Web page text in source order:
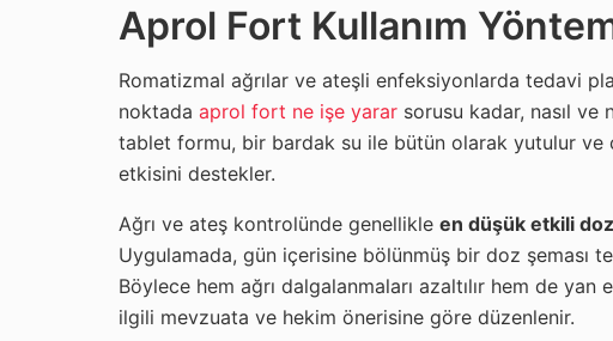
Aprol Fort Kullanım
Romatizmal ağrılar ve ateşli enfeksiyonlarda tedavi
noktada aprol fort ne işe yarar sorusu kadar, nasıl ve
tablet formu, bir bardak su ile bütün olarak yutulur ve
etkisini destekler.
Ağrı ve ateş kontrolünde genellikle en düşük etkili
Uygulamada, gün içerisine bölünmüş bir doz şeması
Böylece hem ağrı dalgalanmaları azaltılır hem de
ilgili mevzuata ve hekim önerisine göre düzenlenir.